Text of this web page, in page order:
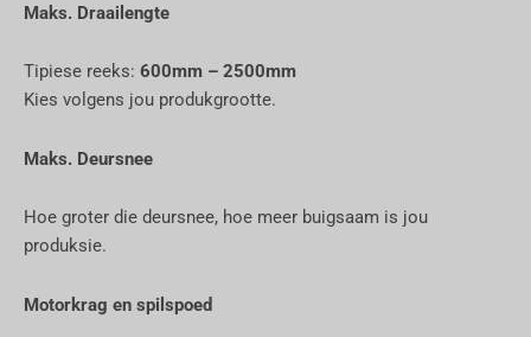
Maks. Draailengte
Tipiese reeks: 600mm – 2500mm
Kies volgens jou produkgrootte.
Maks. Deursnee
Hoe groter die deursnee, hoe meer buigsaam is jou
produksie.
Motorkrag en spilspoed